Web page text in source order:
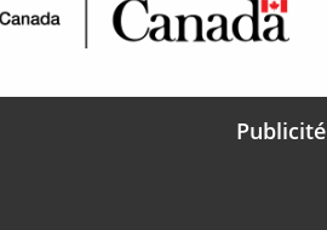
Publicité